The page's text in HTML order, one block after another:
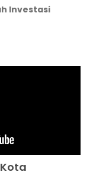
Investasi